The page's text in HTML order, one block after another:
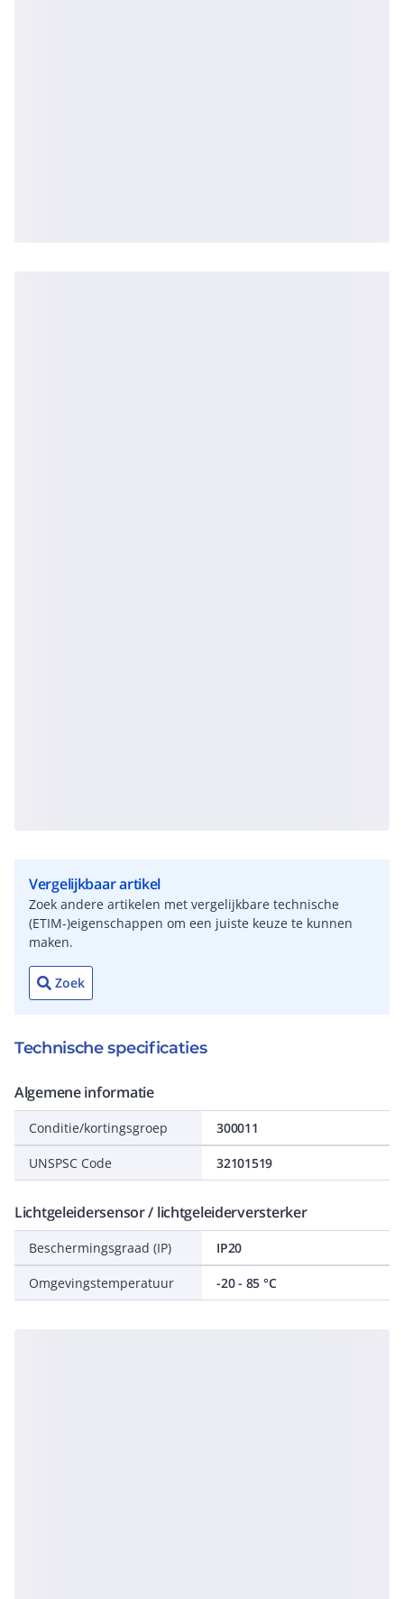
Vergelijkbaar artikel
Zoek andere artikelen met vergelijkbare technische
(ETIM-)eigenschappen om een juiste keuze te kunnen
maken.
Zoek
Technische specificaties
Algemene informatie
Conditie/kortingsgroep 300011
UNSPSC Code 32101519
Lichtgeleidersensor / lichtgeleiderversterker
Beschermingsgraad (IP) IP20
Omgevingstemperatuur -20 - 85 °C